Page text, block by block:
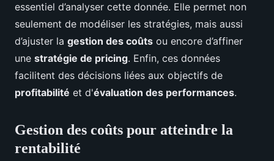
essentiel d’analyser cette donnée. Elle permet non
seulement de modéliser les stratégies, mais aussi
d’ajuster la gestion des coûts ou encore d’affiner
une stratégie de pricing. Enfin, ces données
facilitent des décisions liées aux objectifs de
profitabilité et d'évaluation des performances.
Gestion des coûts pour atteindre la
rentabilité